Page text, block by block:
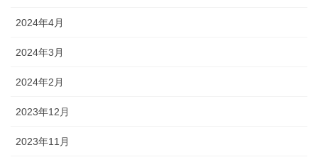
2024年4月
2024年3月
2024年2月
2023年12月
2023年11月